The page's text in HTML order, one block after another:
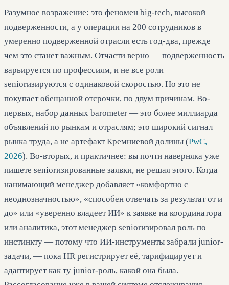
Разумное возражение: это феномен big-tech, высокой
подверженности, а у операции на 200 сотрудников в
умеренно подверженной отрасли есть год-два, прежде
чем это станет важным. Отчасти верно — подверженность
варьируется по профессиям, и не все роли
seniorизируются с одинаковой скоростью. Но это не
покупает обещанной отсрочки, по двум причинам. Во-
первых, набор данных barometer — это более миллиарда
объявлений по рынкам и отраслям; это широкий сигнал
рынка труда, а не артефакт Кремниевой долины (PwC,
2026). Во-вторых, и практичнее: вы почти наверняка уже
пишете seniorизированные заявки, не решая этого. Когда
нанимающий менеджер добавляет «комфортно с
неоднозначностью», «способен отвечать за результат от и
до» или «уверенно владеет ИИ» к заявке на координатора
или аналитика, этот менеджер seniorизировал роль по
инстинкту — потому что ИИ-инструменты забрали junior-
задачи, — пока HR регистрирует её, тарифицирует и
адаптирует как ту junior-роль, какой она была.